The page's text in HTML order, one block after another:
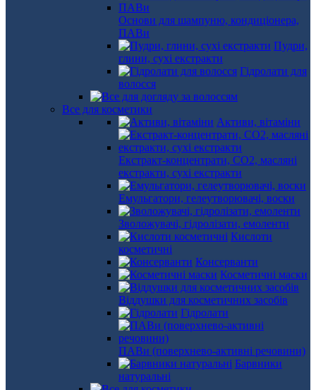
Основи для шампуню, кондиціонера,
ПАВи
Пудри,
глини, сухі екстракти
Гідролати для
волосся
Все для косметики
Активи, вітаміни
Екстракт-концентрати, СО2, масляні
екстракти, сухі екстракти
Емульгатори, гелеутворювачі, воски
Зволожувачі, гідролізати, емоленти
Кислоти
косметичні
Консерванти
Косметичні маски
Віддушки для косметичних засобів
Гідролати
ПАВи (поверхнево-активні речовини)
Барвники
натуральні